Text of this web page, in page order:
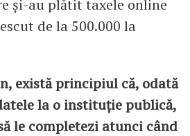
și-au plătit taxele online
de la 500.000 la
există principiul că, odată
la o instituție publică,
le completezi atunci când